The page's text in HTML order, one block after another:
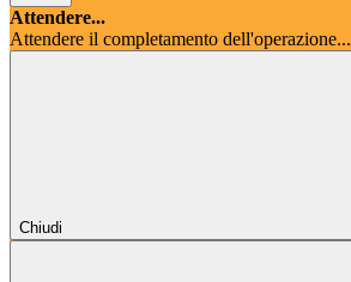
Attendere...
Attendere il completamento dell'operazione...
Chiudi